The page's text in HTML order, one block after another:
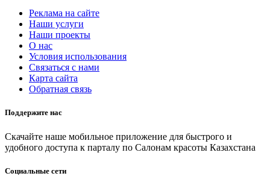
Реклама на сайте
Наши услуги
Наши проекты
О нас
Условия использования
Связаться с нами
Карта сайта
Обратная связь
Поддержите нас
Скачайте наше мобильное приложение для быстрого и
удобного доступа к парталу по Салонам красоты Казахстана
Социальные сети